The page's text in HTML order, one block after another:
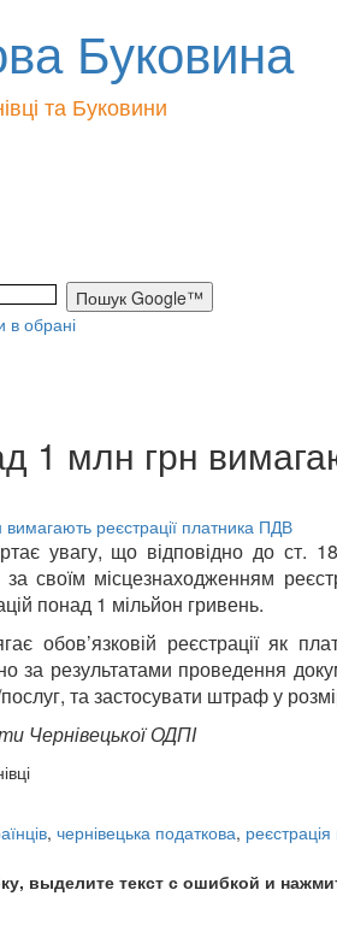
Буковина
та Буковини
в обрані
1 млн грн
увагу, що відповідно до ст.
своїм місцезнаходженням
понад 1 мільйон гривень.
обов’язковій реєстрації як
за результатами проведення
та застосувати штраф у
Чернівецької ОДПІ
, чернівецька податкова,
выделите текст с ошибкой и